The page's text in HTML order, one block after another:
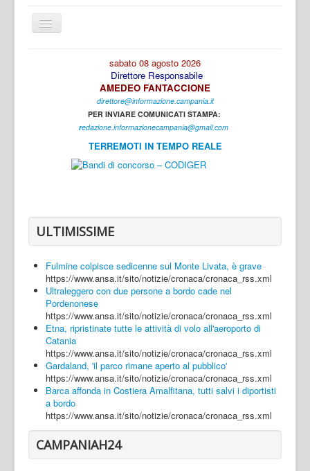
Cambia
navigazione
Caserta
Napoli
Salerno
Login
sabato 08 agosto 2026
Direttore Responsabile
AMEDEO FANTACCIONE
direttore@informazione.campania.it
PER INVIARE COMUNICATI STAMPA:
redazione.informazionecampania@gmail.com
TERREMOTI IN TEMPO REALE
ULTIMISSIME
Fulmine colpisce sedicenne sul Monte Livata, è grave
https://www.ansa.it/sito/notizie/cronaca/cronaca_rss.xml
Ultraleggero con due persone a bordo cade nel
Pordenonese
https://www.ansa.it/sito/notizie/cronaca/cronaca_rss.xml
Etna, ripristinate tutte le attività di volo all'aeroporto di
Catania
https://www.ansa.it/sito/notizie/cronaca/cronaca_rss.xml
Gardaland, 'il parco rimane aperto al pubblico'
https://www.ansa.it/sito/notizie/cronaca/cronaca_rss.xml
Barca affonda in Costiera Amalfitana, tutti salvi i diportisti
a bordo
https://www.ansa.it/sito/notizie/cronaca/cronaca_rss.xml
CAMPANIAH24